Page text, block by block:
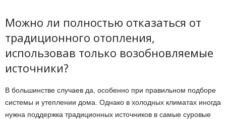
Можно ли полностью отказаться от
традиционного отопления,
использовав только возобновляемые
источники?
В большинстве случаев да, особенно при правильном подборе
системы и утеплении дома. Однако в холодных климатах иногда
нужна поддержка традиционных источников в самые суровые